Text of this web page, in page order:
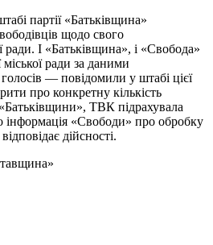
партії «Батьківщина»
щодо свого
ради. І «Батьківщина», і «Свобода»
ради за даними
— повідомили у штабі цієї
про конкретну кількість
ТВК підрахувала
«Свободи» про обробку
дійсності.